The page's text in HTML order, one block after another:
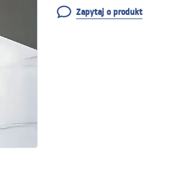
Zapytaj o produkt